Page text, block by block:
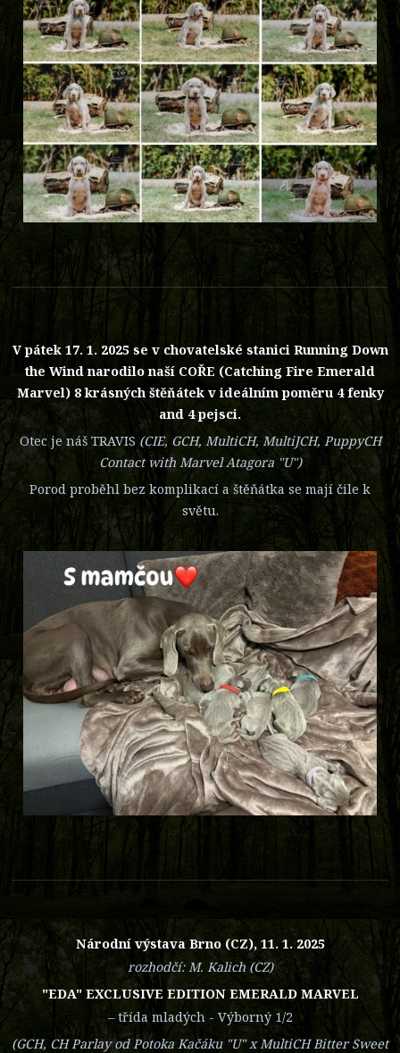
V pátek 17. 1. 2025 se v chovatelské stanici Running Down
the Wind narodilo naší COŘE (Catching Fire Emerald
Marvel) 8 krásných štěňátek v ideálním poměru 4 fenky
and 4 pejsci.
Otec je náš TRAVIS (CIE, GCH, MultiCH, MultiJCH, PuppyCH
Contact with Marvel Atagora "U")
Porod proběhl bez komplikací a štěňátka se mají čile k
světu.
Národní výstava Brno (CZ), 11. 1. 2025
rozhodčí: M. Kalich (CZ)
"EDA" EXCLUSIVE EDITION EMERALD MARVEL
– třída mladých - Výborný 1/2
(GCH, CH Parlay od Potoka Kačáku "U" x MultiCH Bitter Sweet